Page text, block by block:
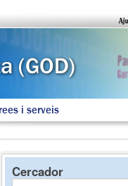
i serveis
Cercador